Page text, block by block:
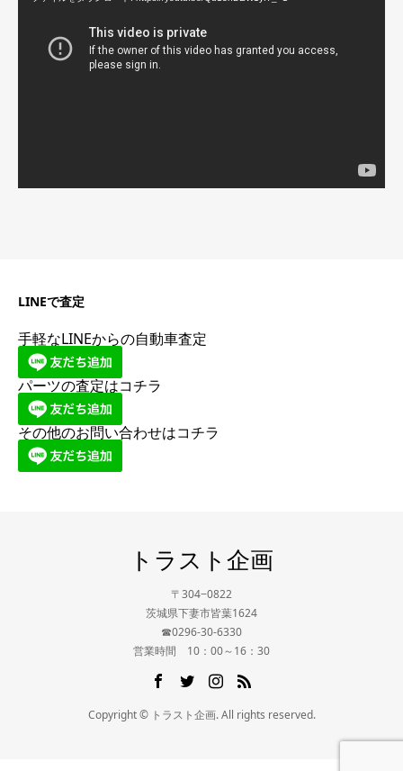
LINEで査定
手軽なLINEからの自動車査定
パーツの査定はコチラ
その他のお問い合わせはコチラ
トラスト企画
〒304−0822
茨城県下妻市皆葉1624
☎0296-30-6330
営業時間 10：00～16：30
Copyright © トラスト企画. All rights reserved.